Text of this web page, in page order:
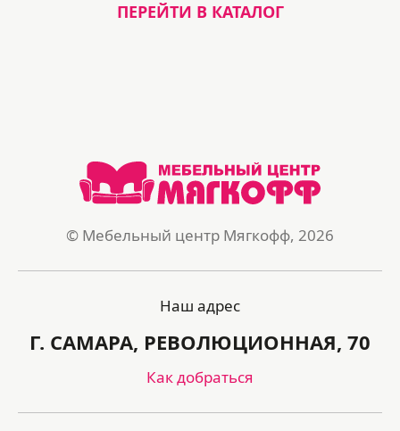
ПЕРЕЙТИ В КАТАЛОГ
© Мебельный центр Мягкофф, 2026
Наш адрес
Г. САМАРА, РЕВОЛЮЦИОННАЯ, 70
Как добраться